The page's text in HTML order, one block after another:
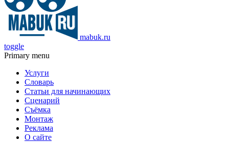
mabuk.ru
toggle
Primary menu
Услуги
Словарь
Статьи для начинающих
Сценарий
Съёмка
Монтаж
Реклама
О сайте